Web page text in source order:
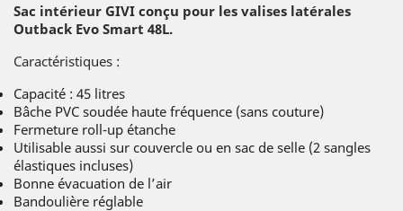
Sac intérieur GIVI conçu pour les valises latérales
Outback Evo Smart 48L.
Caractéristiques :
Capacité : 45 litres
Bâche PVC soudée haute fréquence (sans couture)
Fermeture roll-up étanche
Utilisable aussi sur couvercle ou en sac de selle (2 sangles
élastiques incluses)
Bonne évacuation de l’air
Bandoulière réglable